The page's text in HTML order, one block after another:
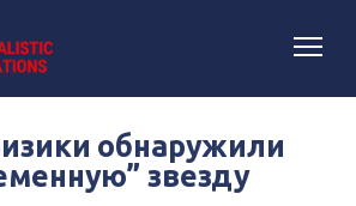
обнаружили
звезду